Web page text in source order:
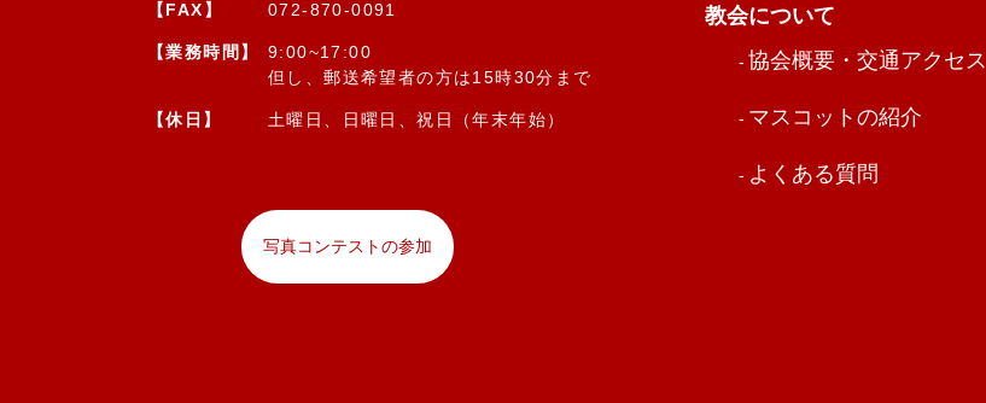
【FAX】 072-870-0091
【業務時間】
9:00~17:00
但し、郵送希望者の方は15時30分まで
【休日】 土曜日、日曜日、祝日（年末年始）
写真コンテストの参加
教会について
協会概要・交通アクセス
マスコットの紹介
よくある質問